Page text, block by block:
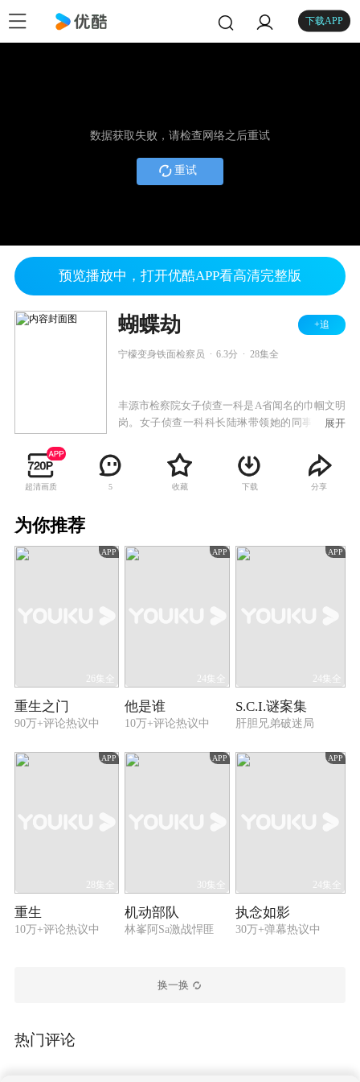
下载APP
数据获取失败，请检查网络之后重试
重试
预览播放中，打开优酷APP看高清完整版
蝴蝶劫 +追
宁檬变身铁面检察员 6.3分 28集全
丰源市检察院女子侦查一科是A省闻名的巾帼文明
岗。女子侦查一科科长陆琳带领她的同事一直战
着，以事实为依据，以法律为准绳，成功破获了
多起职务犯罪案件。
展开
超清画质 5 收藏 下载 分享
为你推荐
APP
26集全
重生之门
90万+评论热议中
APP
24集全
他是谁
10万+评论热议中
APP
24集全
S.C.I.谜案集
肝胆兄弟破迷局
APP
28集全
重生
10万+评论热议中
APP
30集全
机动部队
林峯阿Sa激战悍匪
APP
24集全
执念如影
30万+弹幕热议中
换一换
热门评论